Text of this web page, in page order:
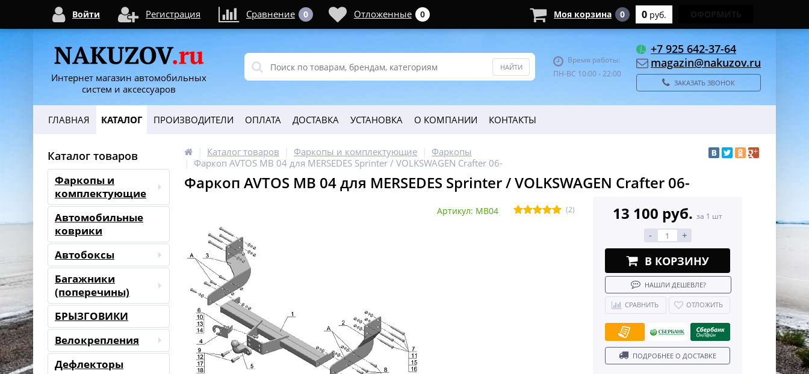
Интернет магазин автомобильных
систем и аксессуаров
Время работы:
ПН-ВС 10:00 - 22:00
+7 925 642-37-64
magazin@nakuzov.ru
ЗАКАЗАТЬ ЗВОНОК
ГЛАВНАЯ КАТАЛОГ ПРОИЗВОДИТЕЛИ ОПЛАТА ДОСТАВКА УСТАНОВКА О КОМПАНИИ КОНТАКТЫ
Каталог товаров
Фаркопы и
комплектующие
Автомобильные
коврики
Автобоксы
Багажники
(поперечины)
БРЫЗГОВИКИ
Велокрепления
Дефлекторы
Каталог товаров Фаркопы и комплектующие
Фаркопы
Фаркоп AVTOS MB 04 для MERSEDES Sprinter / VOLKSWAGEN Crafter 06-
Фаркоп AVTOS MB 04 для MERSEDES Sprinter / VOLKSWAGEN Crafter 06-
Артикул: MB04 (2) 13 100 руб. за 1 шт
- +
В КОРЗИНУ
НАШЛИ ДЕШЕВЛЕ?
СРАВНИТЬ ОТЛОЖИТЬ
ПОДРОБНЕЕ О ДОСТАВКЕ
Войти Регистрация Сравнение 0 Отложенные 0 Моя корзина 0 0 руб.